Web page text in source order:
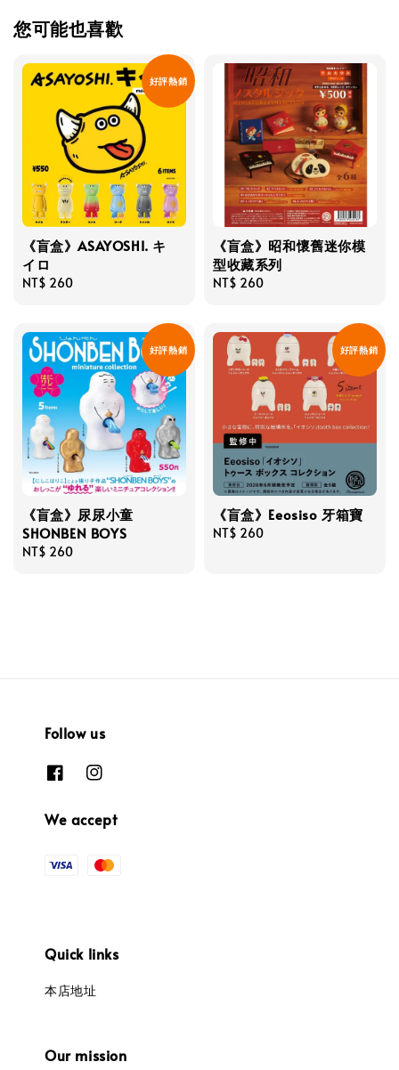
您可能也喜歡
好評熱銷
《盲盒》ASAYOSHI. キ
イロ
Regular
NT$ 260
《盲盒》昭和懷舊迷你模
型收藏系列
Regular
NT$ 260
好評熱銷
《盲盒》尿尿小童
SHONBEN BOYS
Regular
NT$ 260
好評熱銷
《盲盒》Eeosiso 牙箱寶
Regular
NT$ 260
Follow us
We accept
Quick links
本店地址
Our mission